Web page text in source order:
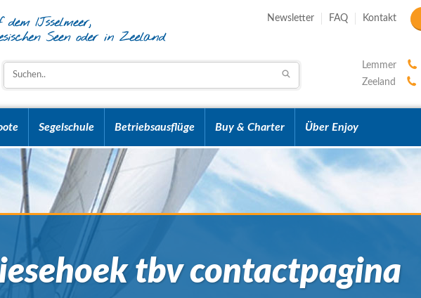
Newsletter FAQ Kontakt
Lemmer
Zeeland
Segelschule Betriebsausflüge Buy & Charter Über Enjoy
tbv contactpagina